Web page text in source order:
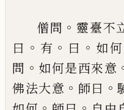
僧問 。靈臺不
曰 。 有 。 曰 。 如
問 。 如何是西來意
佛法大意 。 師曰 。